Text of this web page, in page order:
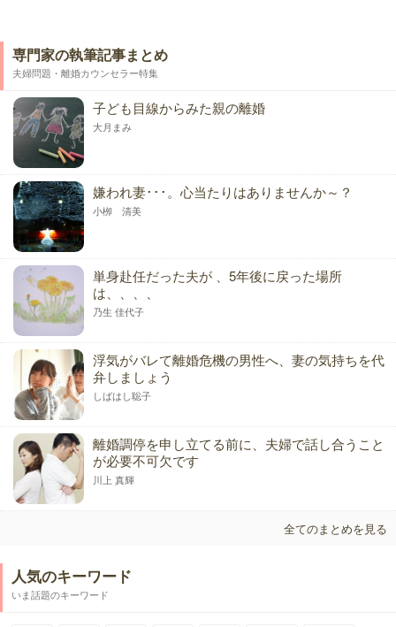
専門家の執筆記事まとめ
夫婦問題・離婚カウンセラー特集
子ども目線からみた親の離婚
大月まみ
嫌われ妻･･･。心当たりはありませんか～？
小栁 清美
単身赴任だった夫が 、5年後に戻った場所
は、、、、
乃生 佳代子
浮気がバレて離婚危機の男性へ、妻の気持ちを代
弁しましょう
しばはし聡子
離婚調停を申し立てる前に、夫婦で話し合うこと
が必要不可欠です
川上 真輝
全てのまとめを見る
人気のキーワード
いま話題のキーワード